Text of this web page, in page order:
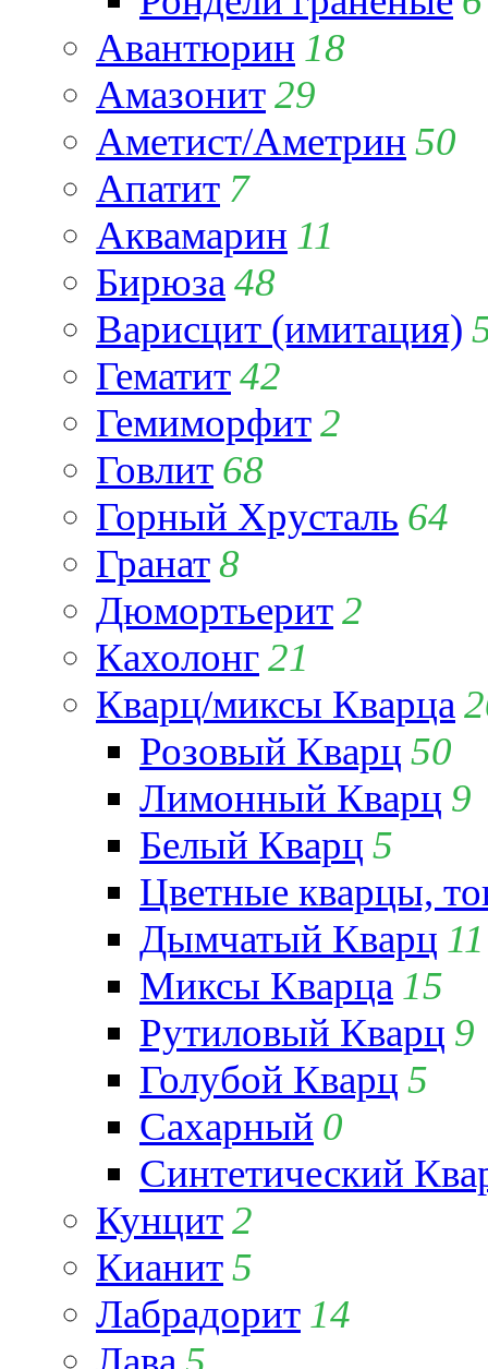
Авантюрин 18
Амазонит29
Аметист/Аметрин 50
Апатит 7
Аквамарин 11
Бирюза 48
Варисцит (имитация)
Гематит42
Гемиморфит2
Говлит 68
Горный Хрусталь 64
Гранат8
Дюмортьерит2
Кахолонг21
Кварц/миксы Кварца
Розовый Кварц 50
Лимонный Кварц 9
Белый Кварц 5
Цветные кварцы,
Дымчатый Кварц 11
Миксы Кварца 15
Рутиловый Кварц 9
Голубой Кварц 5
Сахарный 0
Синтетический
Кунцит2
Кианит5
Лабрадорит 14